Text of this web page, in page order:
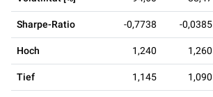
Sharpe-Ratio -0,7738 -0,0385
Hoch 1,240 1,260
Tief 1,145 1,090